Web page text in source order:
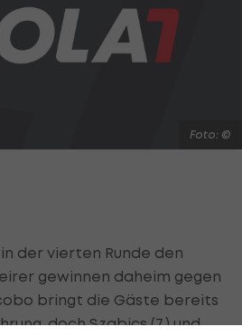
Foto: ©
der vierten Runde den
gewinnen daheim gegen
bringt die Gäste bereits
doch Szabics (7.) und